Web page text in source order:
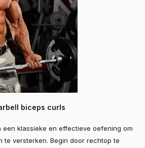
biceps curls
een klassieke en effectieve oefening om
te versterken. Begin door rechtop te